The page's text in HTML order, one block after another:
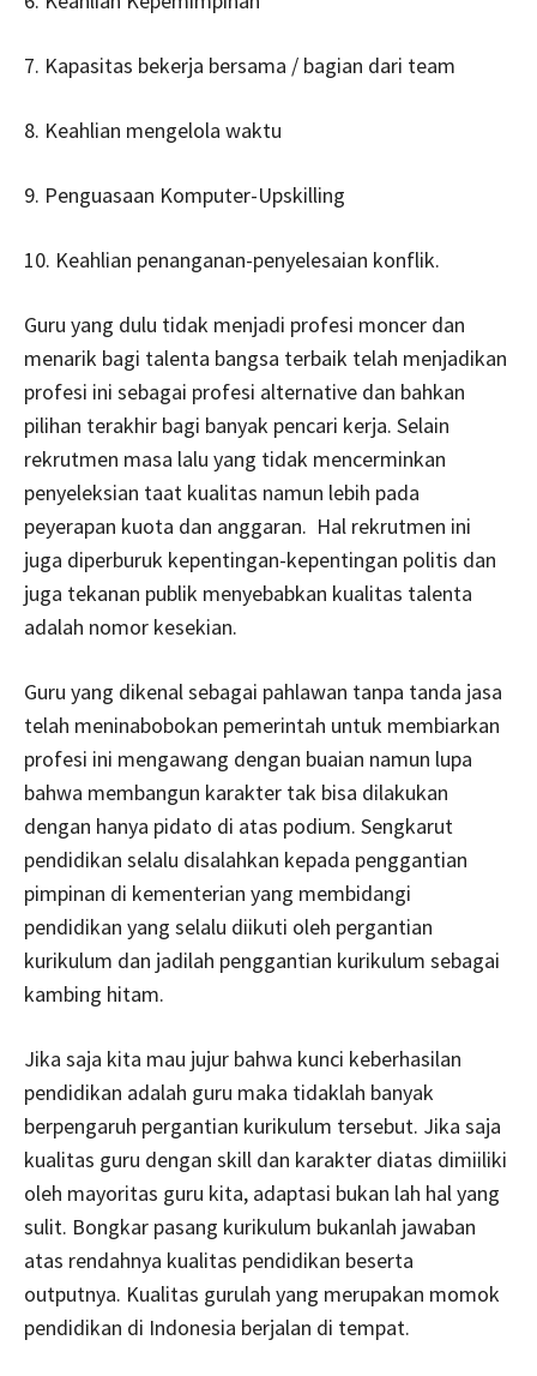
7. Kapasitas bekerja bersama / bagian dari team
8. Keahlian mengelola waktu
9. Penguasaan Komputer-Upskilling
10. Keahlian penanganan-penyelesaian konflik.
Guru yang dulu tidak menjadi profesi moncer dan
menarik bagi talenta bangsa terbaik telah menjadikan
profesi ini sebagai profesi alternative dan bahkan
pilihan terakhir bagi banyak pencari kerja. Selain
rekrutmen masa lalu yang tidak mencerminkan
penyeleksian taat kualitas namun lebih pada
peyerapan kuota dan anggaran. Hal rekrutmen ini
juga diperburuk kepentingan-kepentingan politis dan
juga tekanan publik menyebabkan kualitas talenta
adalah nomor kesekian.
Guru yang dikenal sebagai pahlawan tanpa tanda jasa
telah meninabobokan pemerintah untuk membiarkan
profesi ini mengawang dengan buaian namun lupa
bahwa membangun karakter tak bisa dilakukan
dengan hanya pidato di atas podium. Sengkarut
pendidikan selalu disalahkan kepada penggantian
pimpinan di kementerian yang membidangi
pendidikan yang selalu diikuti oleh pergantian
kurikulum dan jadilah penggantian kurikulum sebagai
kambing hitam.
Jika saja kita mau jujur bahwa kunci keberhasilan
pendidikan adalah guru maka tidaklah banyak
berpengaruh pergantian kurikulum tersebut. Jika saja
kualitas guru dengan skill dan karakter diatas dimiiliki
oleh mayoritas guru kita, adaptasi bukan lah hal yang
sulit. Bongkar pasang kurikulum bukanlah jawaban
atas rendahnya kualitas pendidikan beserta
outputnya. Kualitas gurulah yang merupakan momok
pendidikan di Indonesia berjalan di tempat.